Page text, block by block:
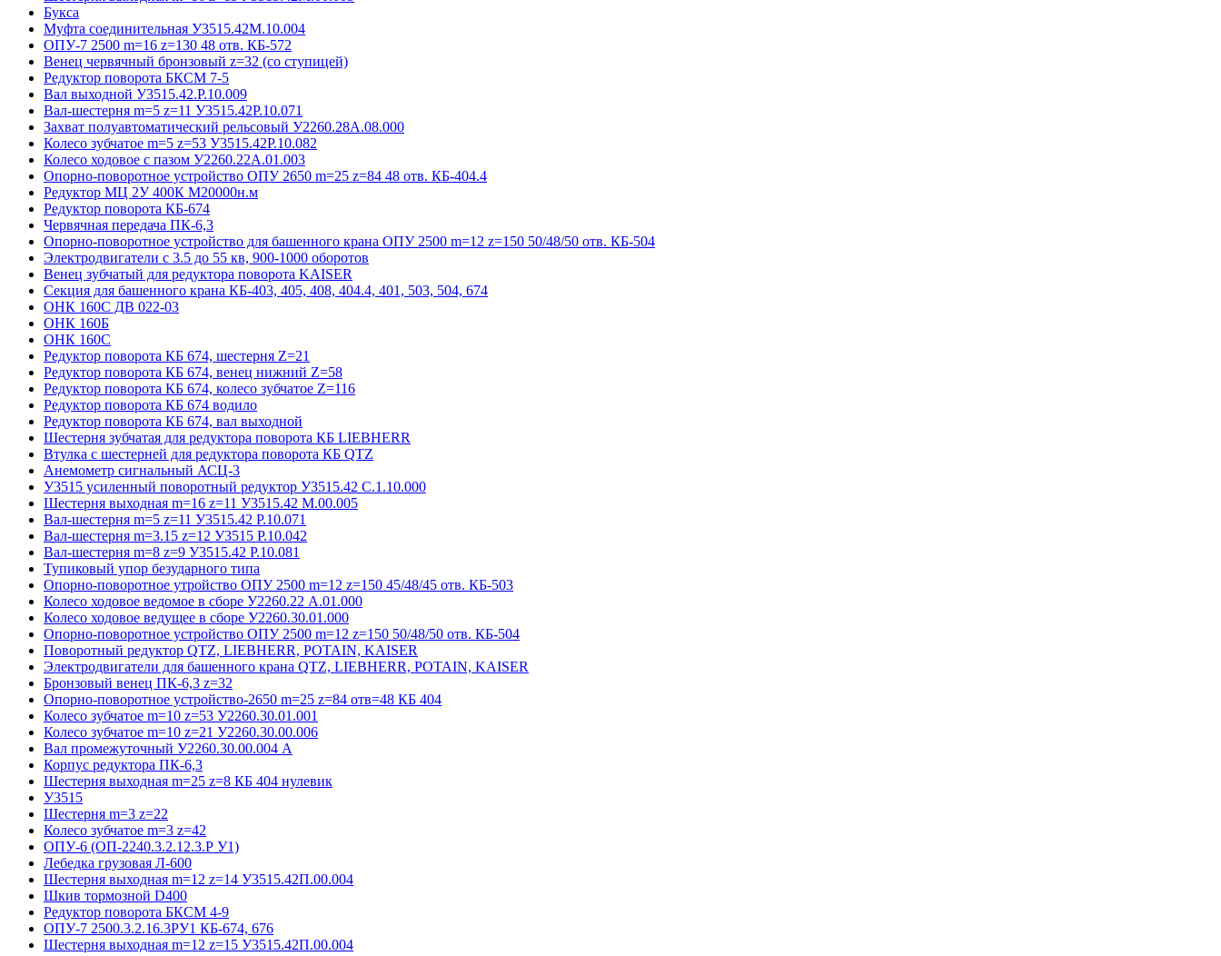
Букса
Муфта соединительная У3515.42М.10.004
ОПУ-7 2500 m=16 z=130 48 отв. КБ-572
Венец червячный бронзовый z=32 (со ступицей)
Редуктор поворота БКСМ 7-5
Вал выходной У3515.42.Р.10.009
Вал-шестерня m=5 z=11 У3515.42Р.10.071
Захват полуавтоматический рельсовый У2260.28А.08.000
Колесо зубчатое m=5 z=53 У3515.42Р.10.082
Колесо ходовое с пазом У2260.22А.01.003
Опорно-поворотное устройство ОПУ 2650 m=25 z=84 48 отв. КБ-404.4
Редуктор МЦ 2У 400К М20000н.м
Редуктор поворота КБ-674
Червячная передача ПК-6,3
Опорно-поворотное устройство для башенного крана ОПУ 2500 m=12 z=150 50/48/50 отв. КБ-504
Электродвигатели с 3.5 до 55 кв, 900-1000 оборотов
Венец зубчатый для редуктора поворота KAISER
Секция для башенного крана КБ-403, 405, 408, 404.4, 401, 503, 504, 674
ОНК 160С ДВ 022-03
ОНК 160Б
ОНК 160С
Редуктор поворота КБ 674, шестерня Z=21
Редуктор поворота КБ 674, венец нижний Z=58
Редуктор поворота КБ 674, колесо зубчатое Z=116
Редуктор поворота КБ 674 водило
Редуктор поворота КБ 674, вал выходной
Шестерня зубчатая для редуктора поворота КБ LIEBHERR
Втулка с шестерней для редуктора поворота КБ QTZ
Анемометр сигнальный АСЦ-3
У3515 усиленный поворотный редуктор У3515.42 С.1.10.000
Шестерня выходная m=16 z=11 У3515.42 М.00.005
Вал-шестерня m=5 z=11 У3515.42 Р.10.071
Вал-шестерня m=3.15 z=12 У3515 Р.10.042
Вал-шестерня m=8 z=9 У3515.42 Р.10.081
Тупиковый упор безударного типа
Опорно-поворотное утройство ОПУ 2500 m=12 z=150 45/48/45 отв. КБ-503
Колесо ходовое ведомое в сборе У2260.22 А.01.000
Колесо ходовое ведущее в сборе У2260.30.01.000
Опорно-поворотное устройство ОПУ 2500 m=12 z=150 50/48/50 отв. КБ-504
Поворотный редуктор QTZ, LIEBHERR, POTAIN, KAISER
Электродвигатели для башенного крана QTZ, LIEBHERR, POTAIN, KAISER
Бронзовый венец ПК-6,3 z=32
Опорно-поворотное устройство-2650 m=25 z=84 отв=48 КБ 404
Колесо зубчатое m=10 z=53 У2260.30.01.001
Колесо зубчатое m=10 z=21 У2260.30.00.006
Вал промежуточный У2260.30.00.004 А
Корпус редуктора ПК-6,3
Шестерня выходная m=25 z=8 КБ 404 нулевик
У3515
Шестерня m=3 z=22
Колесо зубчатое m=3 z=42
ОПУ-6 (ОП-2240.3.2.12.3.Р У1)
Лебедка грузовая Л-600
Шестерня выходная m=12 z=14 У3515.42П.00.004
Шкив тормозной D400
Редуктор поворота БКСМ 4-9
ОПУ-7 2500.3.2.16.3РУ1 КБ-674, 676
Шестерня выходная m=12 z=15 У3515.42П.00.004